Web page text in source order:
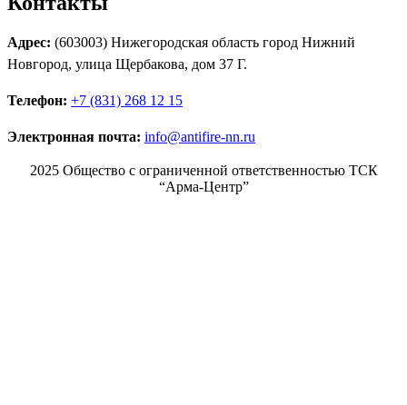
Адрес: (603003) Нижегородская область город Нижний
Новгород, улица Щербакова, дом 37 Г.
Телефон: +7 (831) 268 12 15
Электронная почта: info@antifire-nn.ru
2025 Общество с ограниченной ответственностью ТСК
“Арма-Центр”